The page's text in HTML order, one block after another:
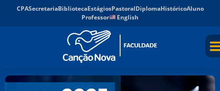
CPASecretariaBibliotecaEstágiosPastoralDiplomaHistóricoAluno
Professor
English